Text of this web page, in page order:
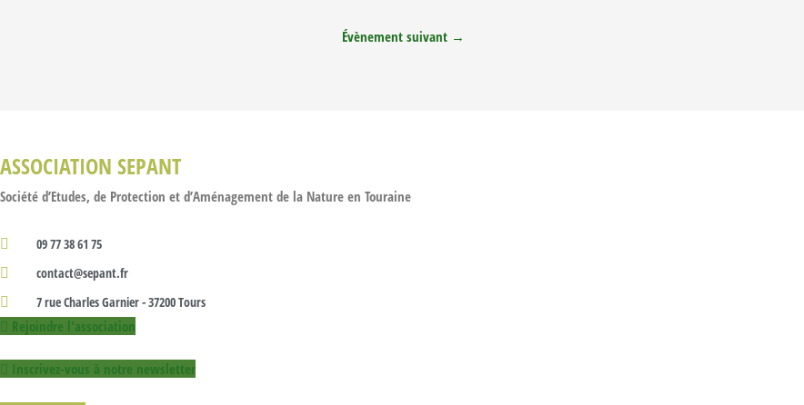
Évènement suivant →
ASSOCIATION SEPANT
Société d’Etudes, de Protection et d’Aménagement de la Nature en Touraine
09 77 38 61 75
contact@sepant.fr
7 rue Charles Garnier - 37200 Tours
Rejoindre l'association
Inscrivez-vous à notre newsletter